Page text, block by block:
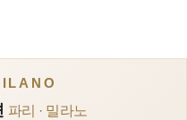
파리 · 밀라노